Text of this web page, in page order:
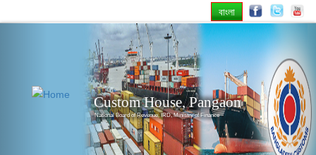
বাংলা
Custom House, Pangaon
National Board of Revenue, IRD, Ministry of Finance